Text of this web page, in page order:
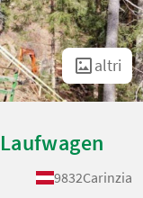
altri
9832Carinzia